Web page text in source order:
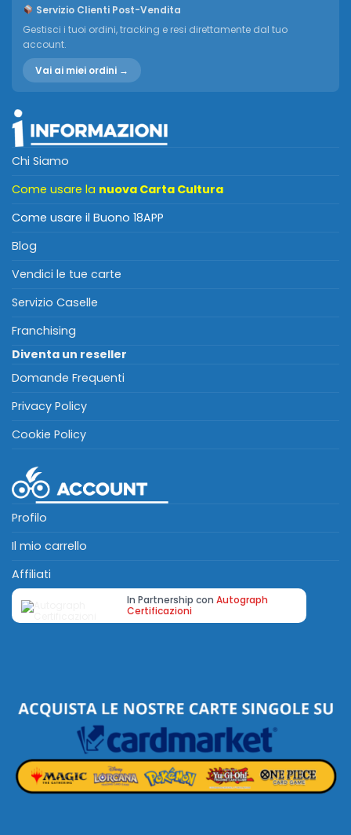
Servizio Clienti Post-Vendita
Gestisci i tuoi ordini, tracking e resi direttamente dal tuo
account.
Vai ai miei ordini →
Chi Siamo
Come usare la nuova Carta Cultura
Come usare il Buono 18APP
Blog
Vendici le tue carte
Servizio Caselle
Franchising
Diventa un reseller
Domande Frequenti
Privacy Policy
Cookie Policy
Profilo
Il mio carrello
Affiliati
In Partnership con Autograph
Certificazioni